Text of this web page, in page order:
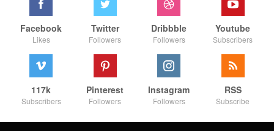
Facebook
Likes
Twitter
Followers
Dribbble
Followers
Youtube
Subscribers
117k
Subscribers
Pinterest
Followers
Instagram
Followers
RSS
Subscribe